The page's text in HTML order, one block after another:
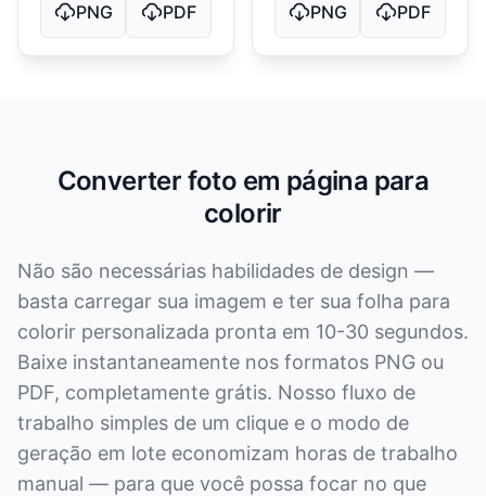
PNG PDF PNG PDF
Converter foto em página para
colorir
Não são necessárias habilidades de design —
basta carregar sua imagem e ter sua folha para
colorir personalizada pronta em 10-30 segundos.
Baixe instantaneamente nos formatos PNG ou
PDF, completamente grátis. Nosso fluxo de
trabalho simples de um clique e o modo de
geração em lote economizam horas de trabalho
manual — para que você possa focar no que